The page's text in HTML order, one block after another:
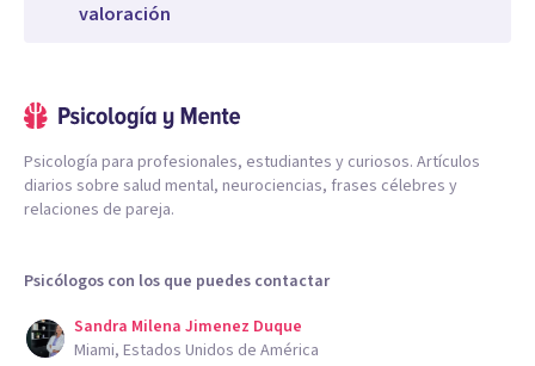
valoración
Psicología para profesionales, estudiantes y curiosos. Artículos
diarios sobre salud mental, neurociencias, frases célebres y
relaciones de pareja.
Psicólogos con los que puedes contactar
Sandra Milena Jimenez Duque
Miami, Estados Unidos de América